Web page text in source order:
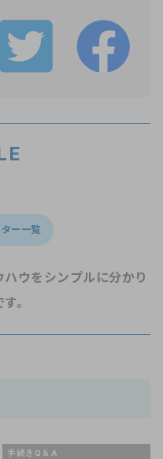
ター一覧
ウをシンプルに分かり
。
手続きQ＆A